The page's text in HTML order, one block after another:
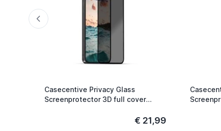
Casecentive Privacy Glass
Screenprotector 3D full cover
€ 21,99